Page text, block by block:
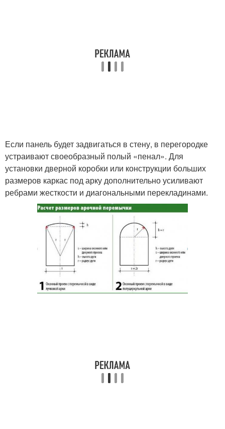
Если панель будет задвигаться в стену, в перегородке
устраивают своеобразный полый «пенал». Для
установки дверной коробки или конструкции больших
размеров каркас под арку дополнительно усиливают
ребрами жесткости и диагональными перекладинами.